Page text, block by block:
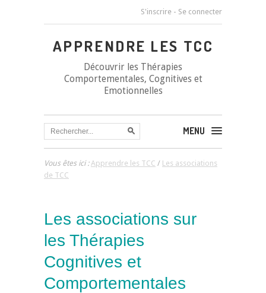
S'inscrire - Se connecter
APPRENDRE LES TCC
Découvrir les Thérapies
Comportementales, Cognitives et
Emotionnelles
MENU
Vous êtes ici :Apprendre les TCC / Les associations
de TCC
Les associations sur
les Thérapies
Cognitives et
Comportementales